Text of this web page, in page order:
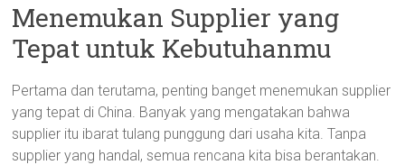
Menemukan Supplier yang
Tepat untuk Kebutuhanmu
Pertama dan terutama, penting banget menemukan supplier
yang tepat di China. Banyak yang mengatakan bahwa
supplier itu ibarat tulang punggung dari usaha kita. Tanpa
supplier yang handal, semua rencana kita bisa berantakan.